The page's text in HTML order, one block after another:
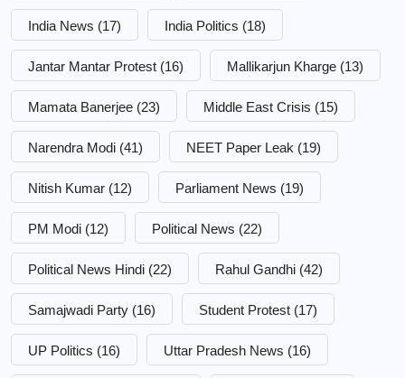
India News (17) India Politics (18)
Jantar Mantar Protest (16) Mallikarjun Kharge (13)
Mamata Banerjee (23) Middle East Crisis (15)
Narendra Modi (41) NEET Paper Leak (19)
Nitish Kumar (12) Parliament News (19)
PM Modi (12) Political News (22)
Political News Hindi (22) Rahul Gandhi (42)
Samajwadi Party (16) Student Protest (17)
UP Politics (16) Uttar Pradesh News (16)